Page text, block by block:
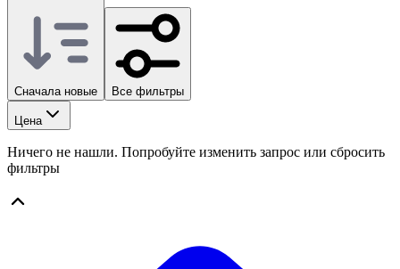
Сначала новые Все фильтры
Цена
Ничего не нашли. Попробуйте изменить запрос или сбросить
фильтры